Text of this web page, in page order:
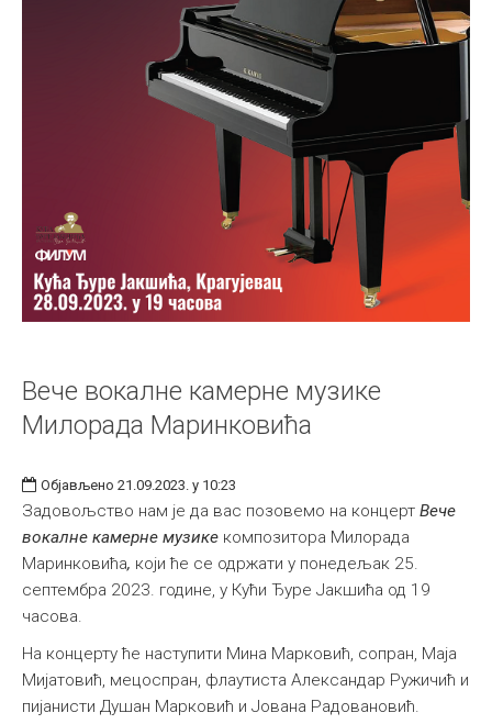
Вече вокалне камерне музике
Милорада Маринковића
Објављено 21.09.2023. у 10:23
Задовољство нам је да вас позовемо на концерт Вече
вокалне камерне музике композитора Милорада
Маринковића, који ће се одржати у понедељак 25.
септембра 2023. године, у Кући Ђуре Јакшића од 19
часова.
На концерту ће наступити Мина Марковић, сопран, Маја
Мијатовић, мецоспран, флаутиста Александар Ружичић и
пијанисти Душан Марковић и Јована Радовановић.